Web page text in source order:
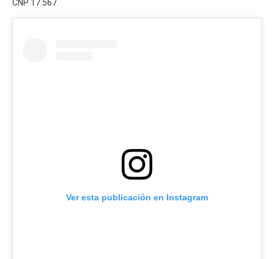
CNP 17.567
Ver esta publicación en Instagram